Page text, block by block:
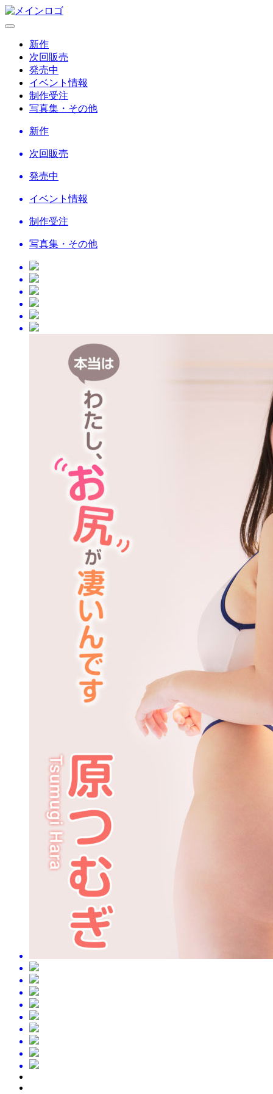
新作
次回販売
発売中
イベント情報
制作受注
写真集・その他
新作
次回販売
発売中
イベント情報
制作受注
写真集・その他